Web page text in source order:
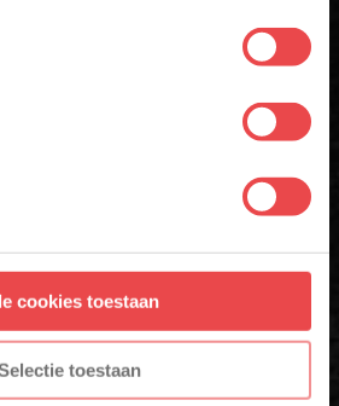
cookies toestaan
toestaan
korting niet geldig op reeds
Korting niet geldig op afgeprijsde
de BBQuality App
zijn van nieuwe acties,
meer uit jouw vlees te halen?
Android en iOS ontvang je ook
die je nergens anders vindt.